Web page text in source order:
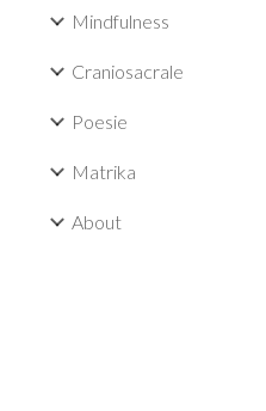
Mindfulness
Craniosacrale
Poesie
Matrika
About